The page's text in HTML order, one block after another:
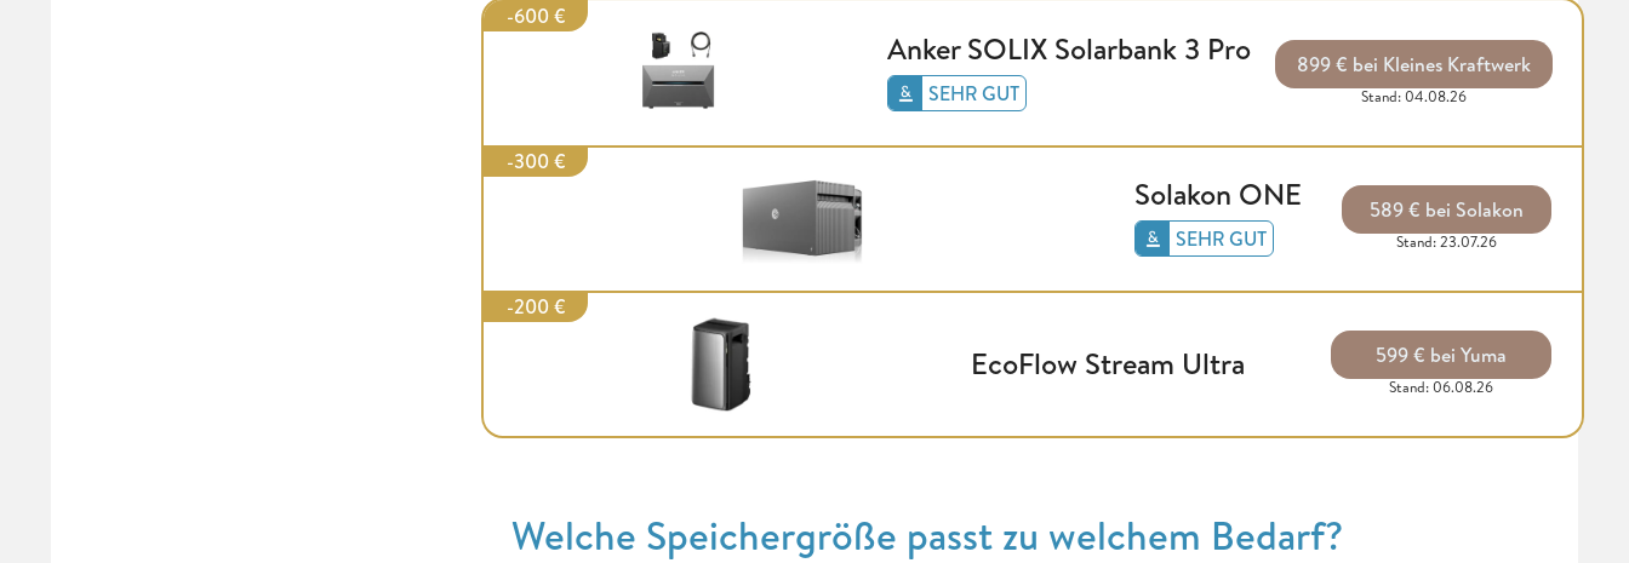
-600 €
Anker SOLIX Solarbank 3 Pro
SEHR GUT
899 € bei Kleines Kraftwerk
Stand: 04.08.26
-300 €
Solakon ONE
SEHR GUT
589 € bei Solakon
Stand: 23.07.26
-200 €
EcoFlow Stream Ultra 599 € bei Yuma
Stand: 06.08.26
Welche Speichergröße passt zu welchem Bedarf?